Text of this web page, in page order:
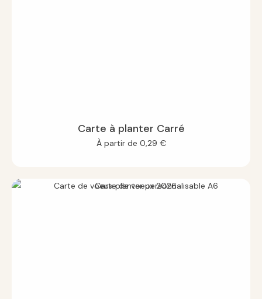
Carte à planter Carré
À partir de 0,29 €